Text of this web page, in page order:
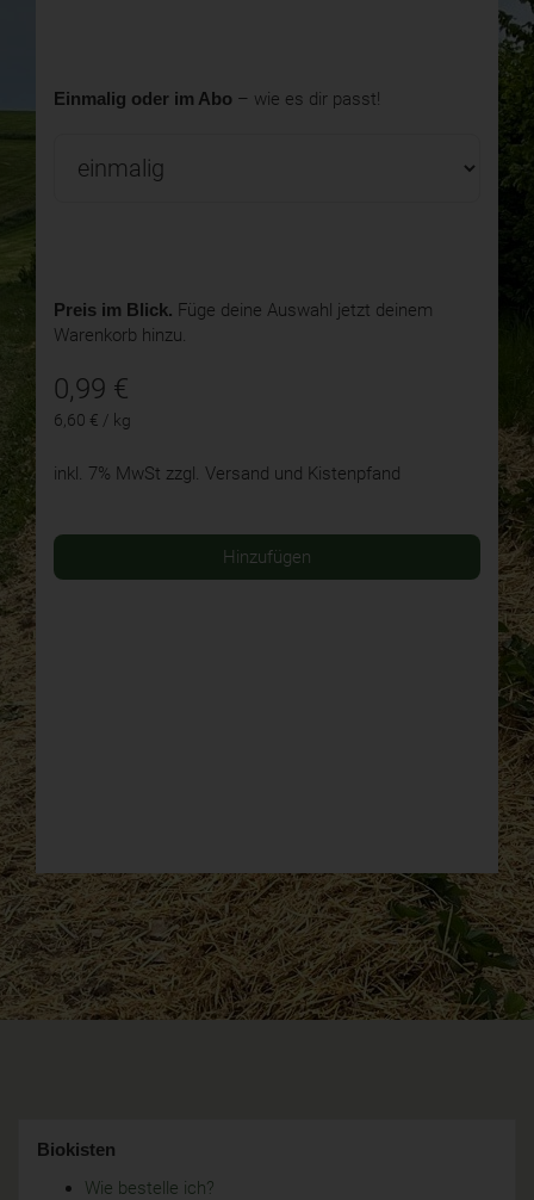
Einmalig oder im Abo – wie es dir passt!
Preis im Blick. Füge deine Auswahl jetzt deinem
Warenkorb hinzu.
0,99 €
6,60 € / kg
inkl. 7% MwSt zzgl. Versand und Kistenpfand
Hinzufügen
Biokisten
Wie bestelle ich?